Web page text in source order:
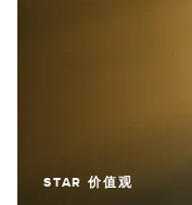
STAR 价值观